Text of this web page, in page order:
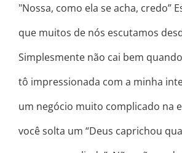
"Nossa, como ela se acha, credo”
que muitos de nós escutamos
Simplesmente não cai bem
tô impressionada com a minha
um negócio muito complicado na
você solta um “Deus caprichou